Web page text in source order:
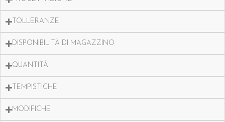
TOLLERANZE
DISPONIBILITÀ DI MAGAZZINO
QUANTITÀ
TEMPISTICHE
MODIFICHE